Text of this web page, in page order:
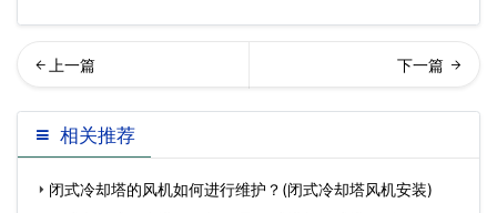
璃钢冷却塔设备组成及工作
原理(玻璃钢冷却塔结…
闭式冷却塔专用循环泵的选
择与更换(冷却塔专用
相关推荐
闭式冷却塔的风机如何进行维护？(闭式冷却塔风机安装)